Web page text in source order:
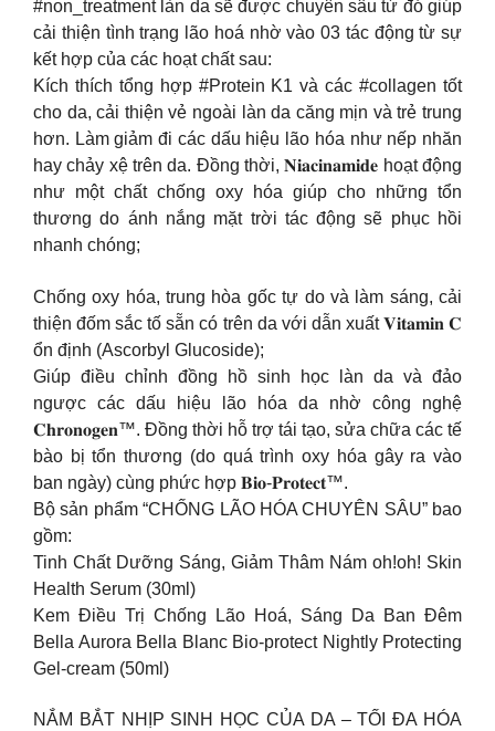
#non_treatment làn da sẽ được chuyên sâu từ đó giúp
cải thiện tình trạng lão hoá nhờ vào 03 tác động từ sự
kết hợp của các hoạt chất sau:
Kích thích tổng hợp #Protein K1 và các #collagen tốt
cho da, cải thiện vẻ ngoài làn da căng mịn và trẻ trung
hơn. Làm giảm đi các dấu hiệu lão hóa như nếp nhăn
hay chảy xệ trên da. Đồng thời, 𝐍𝐢𝐚𝐜𝐢𝐧𝐚𝐦𝐢𝐝𝐞 hoạt động
như một chất chống oxy hóa giúp cho những tổn
thương do ánh nắng mặt trời tác động sẽ phục hồi
nhanh chóng;
Chống oxy hóa, trung hòa gốc tự do và làm sáng, cải
thiện đốm sắc tố sẵn có trên da với dẫn xuất 𝐕𝐢𝐭𝐚𝐦𝐢𝐧 𝐂
ổn định (Ascorbyl Glucoside);
Giúp điều chỉnh đồng hồ sinh học làn da và đảo
ngược các dấu hiệu lão hóa da nhờ công nghệ
𝐂𝐡𝐫𝐨𝐧𝐨𝐠𝐞𝐧™. Đồng thời hỗ trợ tái tạo, sửa chữa các tế
bào bị tổn thương (do quá trình oxy hóa gây ra vào
ban ngày) cùng phức hợp 𝐁𝐢𝐨-𝐏𝐫𝐨𝐭𝐞𝐜𝐭™.
Bộ sản phẩm “CHỐNG LÃO HÓA CHUYÊN SÂU” bao
gồm:
Tinh Chất Dưỡng Sáng, Giảm Thâm Nám oh!oh! Skin
Health Serum (30ml)
Kem Điều Trị Chống Lão Hoá, Sáng Da Ban Đêm
Bella Aurora Bella Blanc Bio-protect Nightly Protecting
Gel-cream (50ml)
NẮM BẮT NHỊP SINH HỌC CỦA DA – TỐI ĐA HÓA